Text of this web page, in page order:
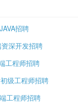
招聘
资深开发招聘
工程师招聘
级工程师招聘
工程师招聘